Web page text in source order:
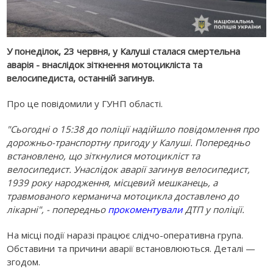
У понеділок, 23 червня, у Калуші сталася смертельна
аварія - внаслідок зіткнення мотоцикліста та
велосипедиста, останній загинув.
Про це повідомили у ГУНП області.
"Сьогодні о 15:38 до поліції надійшло повідомлення про
дорожньо-транспортну пригоду у Калуші. Попередньо
встановлено, що зіткнулися мотоцикліст та
велосипедист. Унаслідок аварії загинув велосипедист,
1939 року народження, місцевий мешканець, а
травмованого керманича мотоцикла доставлено до
лікарні", - попередньо прокоментувалиДТП у поліції.
На місці події наразі працює слідчо-оперативна група.
Обставини та причини аварії встановлюються. Деталі —
згодом.